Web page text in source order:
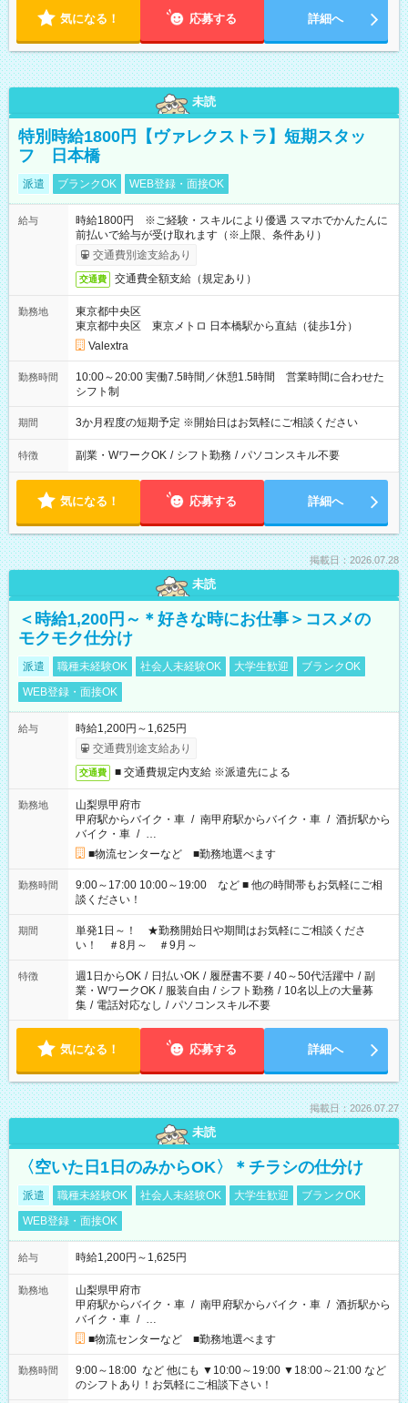
気になる！ 応募する 詳細へ
未読
特別時給1800円【ヴァレクストラ】短期スタッ
フ 日本橋
派遣 ブランクOK WEB登録・面接OK
給与
時給1800円 ※ご経験・スキルにより優遇 スマホでかんたんに
前払いで給与が受け取れます（※上限、条件あり）
交通費別途支給あり
交通費 交通費全額支給（規定あり）
勤務地
東京都中央区
東京都中央区 東京メトロ 日本橋駅から直結（徒歩1分）
Valextra
勤務時間
10:00～20:00 実働7.5時間／休憩1.5時間 営業時間に合わせた
シフト制
期間 3か月程度の短期予定 ※開始日はお気軽にご相談ください
特徴 副業・WワークOK / シフト勤務 / パソコンスキル不要
気になる！ 応募する 詳細へ
掲載日：2026.07.28
未読
＜時給1,200円～＊好きな時にお仕事＞コスメの
モクモク仕分け
派遣 職種未経験OK 社会人未経験OK 大学生歓迎
ブランクOK
WEB登録・面接OK
給与
時給1,200円～1,625円
交通費別途支給あり
交通費 ■ 交通費規定内支給 ※派遣先による
勤務地
山梨県甲府市
甲府駅からバイク・車 / 南甲府駅からバイク・車 / 酒折駅から
バイク・車 / …
■物流センターなど ■勤務地選べます
勤務時間
9:00～17:00 10:00～19:00 など ■ 他の時間帯もお気軽にご相
談ください！
期間
単発1日～！ ★勤務開始日や期間はお気軽にご相談くださ
い！ ＃8月～ ＃9月～
特徴 週1日からOK / 日払いOK / 履歴書不要 / 40～50代活躍中 / 副
業・WワークOK / 服装自由 / シフト勤務 / 10名以上の大量募
集 / 電話対応なし / パソコンスキル不要
気になる！ 応募する 詳細へ
掲載日：2026.07.27
未読
〈空いた日1日のみからOK〉＊チラシの仕分け
派遣 職種未経験OK 社会人未経験OK 大学生歓迎
ブランクOK
WEB登録・面接OK
給与 時給1,200円～1,625円
勤務地
山梨県甲府市
甲府駅からバイク・車 / 南甲府駅からバイク・車 / 酒折駅から
バイク・車 / …
■物流センターなど ■勤務地選べます
勤務時間
9:00～18:00 など 他にも ▼10:00～19:00 ▼18:00～21:00 など
のシフトあり！お気軽にご相談下さい！